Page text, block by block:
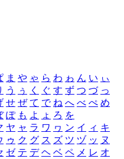
ま や ゃ ら わ ゎ ん い ぃ
う ぅ く ぐ す ず つ づ っ
せ ぜ て で ね へ べ ぺ め
ぽ も よ ょ ろ を
ヤ ャ ラ ワ ヮ ン イ ィ キ
ゥ ク グ ス ズ ツ ヅ ッ ヌ
ゼ テ デ ヘ ベ ペ メ レ オ